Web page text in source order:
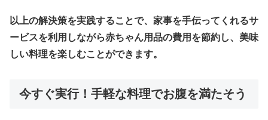
以上の解決策を実践することで、家事を手伝ってくれるサ
ービスを利用しながら赤ちゃん用品の費用を節約し、美味
しい料理を楽しむことができます。
今すぐ実行！手軽な料理でお腹を満たそう